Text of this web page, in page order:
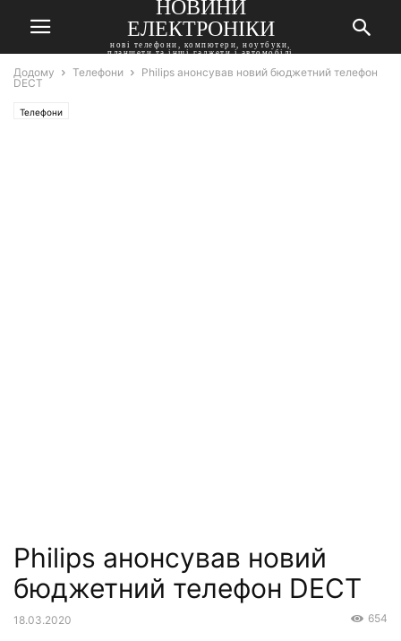
НОВИНИ
ЕЛЕКТРОНІКИ
нові телефони, компютери, ноутбуки,
планшети та інші гаджети і автомобілі
Додому Телефони
Philips анонсував новий бюджетний телефон
DECT
Телефони
Philips анонсував новий
бюджетний телефон DECT
18.03.2020 654